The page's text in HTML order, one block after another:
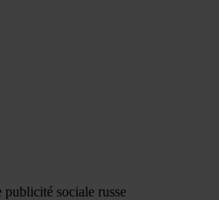
sociale russe